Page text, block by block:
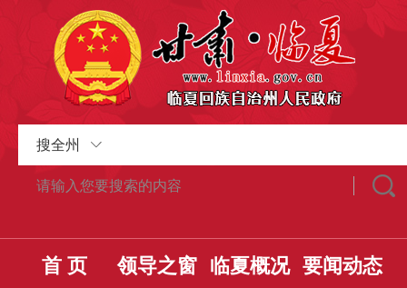
搜全州
首 页 领导之窗 临夏概况 要闻动态